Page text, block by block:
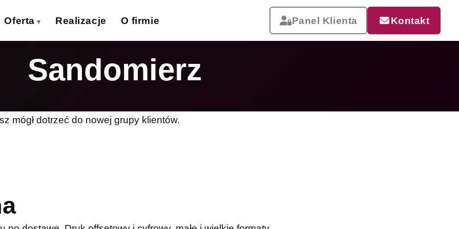
Oferta
Wizytówki ›
wielkoformat. › Naklejki ›
Zobacz całą ofertę
Realizacje O firmie Panel Klienta Kontakt
Sandomierz
mógł dotrzeć do nowej grupy klientów.